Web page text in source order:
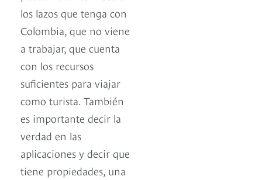
los lazos que tenga con
Colombia, que no viene
a trabajar, que cuenta
con los recursos
suficientes para viajar
como turista. También
es importante decir la
verdad en las
aplicaciones y decir que
tiene propiedades, una